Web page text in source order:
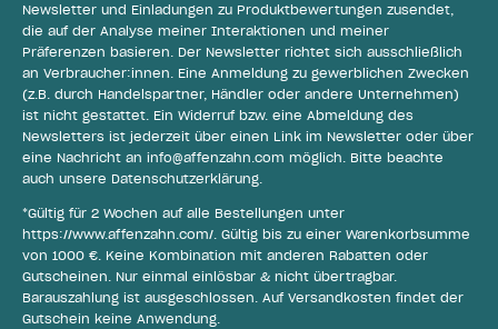
Newsletter und Einladungen zu Produktbewertungen zusendet,
die auf der Analyse meiner Interaktionen und meiner
Präferenzen basieren. Der Newsletter richtet sich ausschließlich
an Verbraucher:innen. Eine Anmeldung zu gewerblichen Zwecken
(z.B. durch Handelspartner, Händler oder andere Unternehmen)
ist nicht gestattet. Ein Widerruf bzw. eine Abmeldung des
Newsletters ist jederzeit über einen Link im Newsletter oder über
eine Nachricht an info@affenzahn.com möglich. Bitte beachte
auch unsere Datenschutzerklärung.
*Gültig für 2 Wochen auf alle Bestellungen unter
https://www.affenzahn.com/. Gültig bis zu einer Warenkorbsumme
von 1000 €. Keine Kombination mit anderen Rabatten oder
Gutscheinen. Nur einmal einlösbar & nicht übertragbar.
Barauszahlung ist ausgeschlossen. Auf Versandkosten findet der
Gutschein keine Anwendung.